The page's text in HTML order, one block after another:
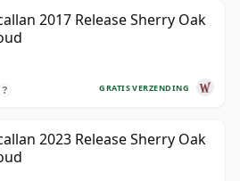
2017 Release Sherry Oak
GRATIS VERZENDING
?
2023 Release Sherry Oak